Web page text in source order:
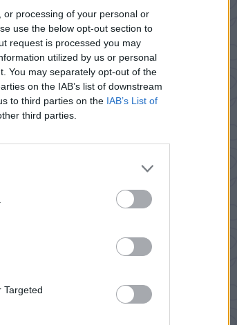
processing of your personal or
use the below opt-out section to
request is processed you may
utilized by us or personal
You may separately opt-out of the
on the IAB’s list of downstream
to third parties on the IAB’s List of
third parties.
Targeted